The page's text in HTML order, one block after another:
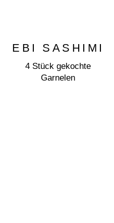
EBI SASHIMI
4 Stück gekochte
Garnelen